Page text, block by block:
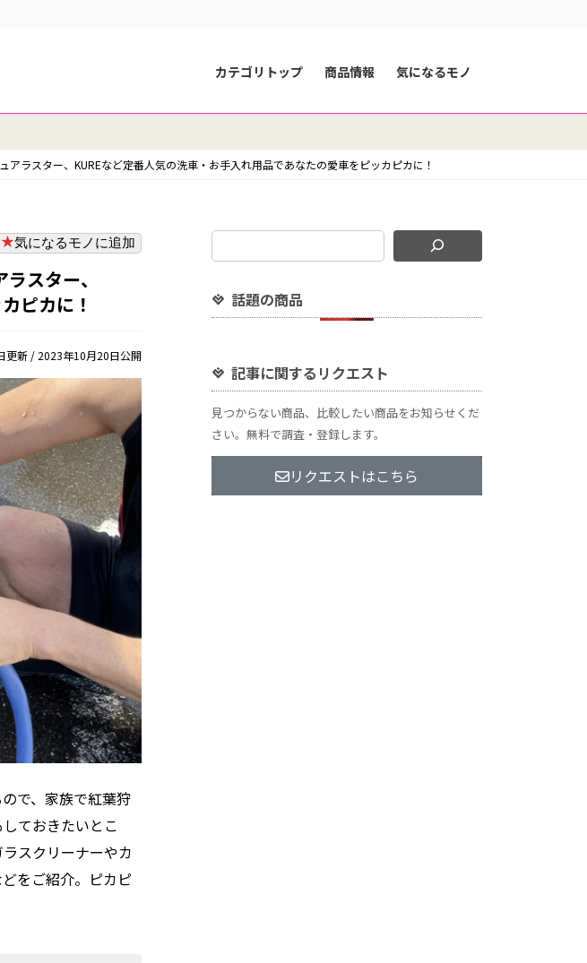
カテゴリトップ 商品情報 気になるモノ
ラスター、KUREなど定番人気の洗車・お手入れ用品であなたの愛車をピッカピカに！
気になるモノに追加
スター、
ピカに！
更新 / 2023年10月20日公開
で、家族で紅葉狩
ておきたいとこ
スクリーナーやカ
をご紹介。ピカピ
話題の商品
記事に関するリクエスト
見つからない商品、比較したい商品をお知らせくだ
さい。無料で調査・登録します。
リクエストはこちら